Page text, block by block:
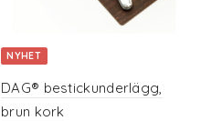
NYHET
DAG® bestickunderlägg,
brun kork